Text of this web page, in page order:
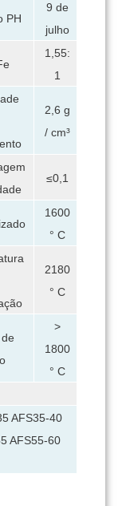
PH
9 de
julho
1,55:
1
2,6 g
/ cm³
≤0,1
1600
° C
2180
° C
>
1800
° C
AFS35-40
AFS55-60